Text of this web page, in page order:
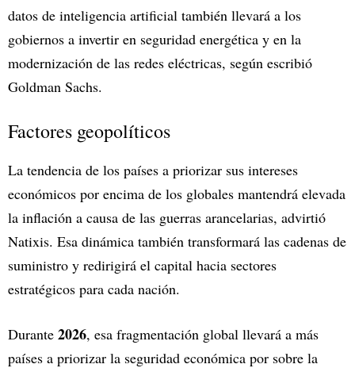
datos de inteligencia artificial también llevará a los
gobiernos a invertir en seguridad energética y en la
modernización de las redes eléctricas, según escribió
Goldman Sachs.
Factores geopolíticos
La tendencia de los países a priorizar sus intereses
económicos por encima de los globales mantendrá elevada
la inflación a causa de las guerras arancelarias, advirtió
Natixis. Esa dinámica también transformará las cadenas de
suministro y redirigirá el capital hacia sectores
estratégicos para cada nación.
Durante 2026, esa fragmentación global llevará a más
países a priorizar la seguridad económica por sobre la